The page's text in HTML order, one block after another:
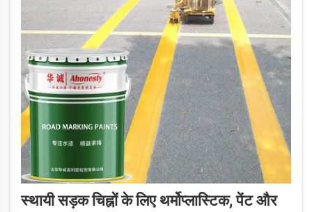
स्थायी सड़क चिह्नों के लिए थर्मोप्लास्टिक, पेंट और